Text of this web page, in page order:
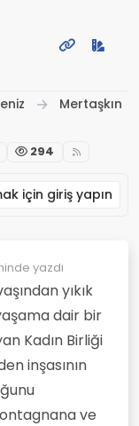
PLATFORMU
Mertaşkın
294
için giriş yapın
yazdı
yıkık
dair bir
Kadın Birliği
inşasının
ve